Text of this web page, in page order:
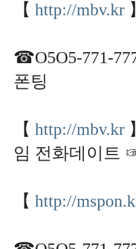
【 http://mbv.kr
☎O5O5-771-
폰팅
【 http://mbv.kr
임 전화데이트
【 http://